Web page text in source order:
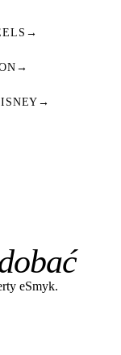
→
→
→
eSmyk.